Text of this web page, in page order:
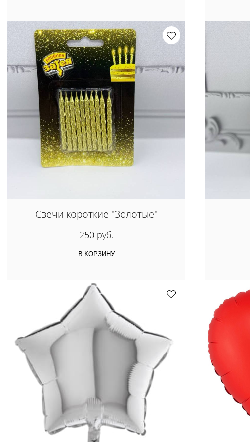
Свечи короткие "Золотые"
250 руб.
В КОРЗИНУ